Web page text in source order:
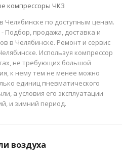
компрессоры ЧКЗ
Челябинске по доступным ценам.
Подбор, продажа, доставка и
в Челябинске. Ремонт и сервис
Используя компрессор
не требующих большой
к нему тем не менее можно
единиц пневматического
а условия его эксплуатации
и зимний период.
воздуха